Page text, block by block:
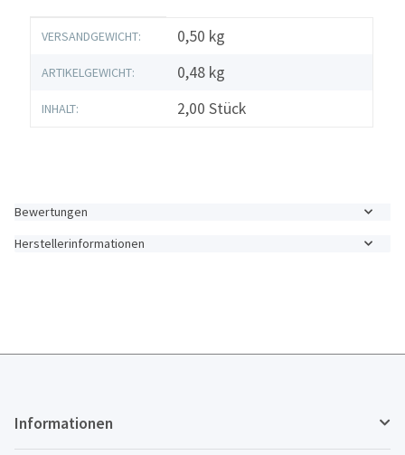
Produkteigenschaft
Wert
VERSANDGEWICHT: 0,50 kg
ARTIKELGEWICHT: 0,48 kg
INHALT: 2,00 Stück
Bewertungen
Herstellerinformationen
Informationen